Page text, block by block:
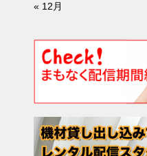
« 12月